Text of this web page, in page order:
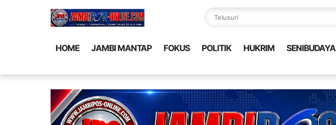
HOME JAMBI MANTAP FOKUS POLITIK HUKRIM SENIBUDAYA